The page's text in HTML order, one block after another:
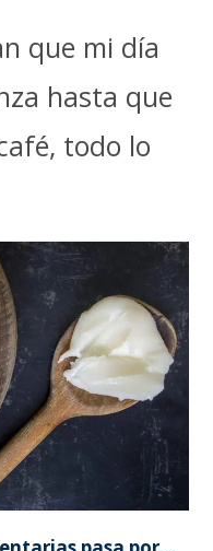
que mi día
hasta que
todo lo